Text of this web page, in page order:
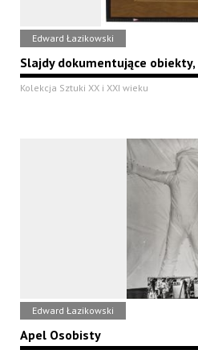
Edward Łazikowski
Slajdy dokumentujące
Kolekcja Sztuki XX i XXI wieku
Edward Łazikowski
Apel Osobisty